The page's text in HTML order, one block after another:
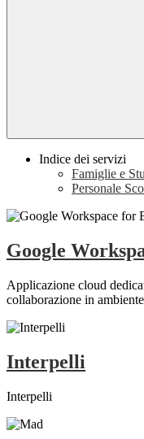
Indice dei servizi
Famiglie e
Personale
Google
Applicazione cloud
collaborazione in
Interpelli
Interpelli